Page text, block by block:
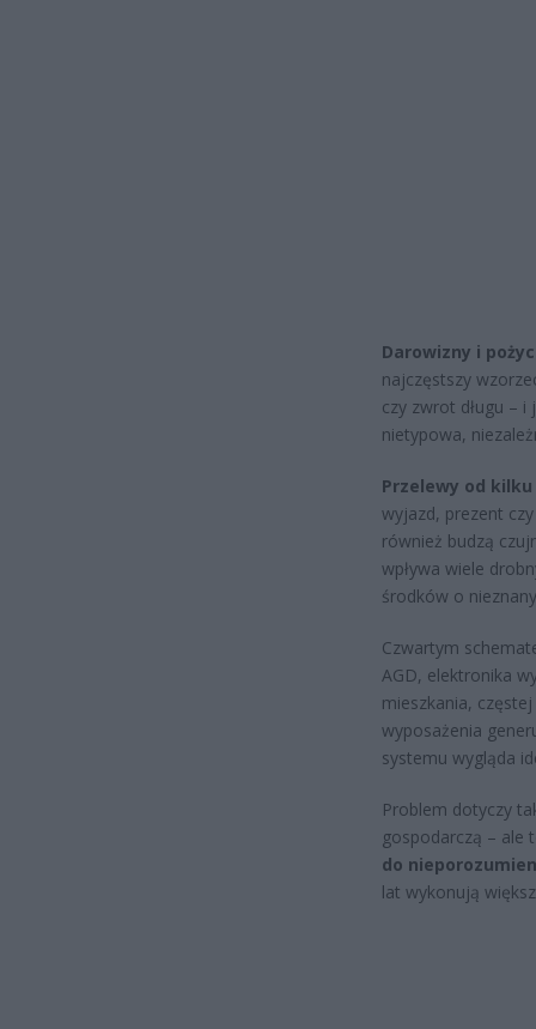
Darowizny i
najczęstszy
czy zwrot długu –
nietypowa,
Przelewy od
wyjazd, prezent
również budzą
wpływa wiele
środków o
Czwartym
AGD, elektronika
mieszkania,
wyposażenia
systemu wygląda
Problem dotyczy
gospodarczą – ale
do
lat wykonują